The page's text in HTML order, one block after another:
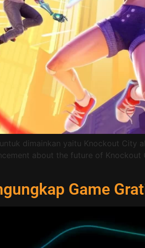
dimainkan yaitu Knockout City
about the future of
Game